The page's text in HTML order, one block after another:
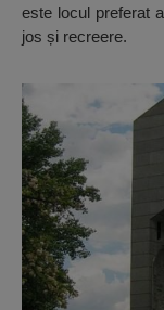
este locul preferat
jos și recreere.